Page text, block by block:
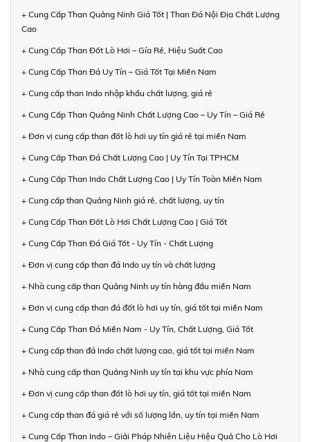
+ Cung Cấp Than Quảng Ninh Giá Tốt | Than Đá Nội Địa Chất Lượng
Cao
+ Cung Cấp Than Đốt Lò Hơi – Gía Rẻ, Hiệu Suất Cao
+ Cung Cấp Than Đá Uy Tín – Giá Tốt Tại Miền Nam
+ Cung cấp than Indo nhập khẩu chất lượng, giá rẻ
+ Cung Cấp Than Quảng Ninh Chất Lượng Cao – Uy Tín – Giá Rẻ
+ Đơn vị cung cấp than đốt lò hơi uy tín giá rẻ tại miền Nam
+ Cung Cấp Than Đá Chất Lượng Cao | Uy Tín Tại TPHCM
+ Cung Cấp Than Indo Chất Lượng Cao | Uy Tín Toàn Miền Nam
+ Cung cấp than Quảng Ninh giá rẻ, chất lượng, uy tín
+ Cung Cấp Than Đốt Lò Hơi Chất Lượng Cao | Giá Tốt
+ Cung Cấp Than Đá Giá Tốt - Uy Tín - Chất Lượng
+ Đơn vị cung cấp than đá Indo uy tín và chất lượng
+ Nhà cung cấp than Quảng Ninh uy tín hàng đầu miền Nam
+ Đơn vị cung cấp than đá đốt lò hơi uy tín, giá tốt tại miền Nam
+ Cung Cấp Than Đá Miền Nam - Uy Tín, Chất Lượng, Giá Tốt
+ Cung cấp than đá Indo chất lượng cao, giá tốt tại miền Nam
+ Nhà cung cấp than Quảng Ninh uy tín tại khu vực phía Nam
+ Đơn vị cung cấp than đốt lò hơi uy tín, giá tốt tại miền Nam
+ Cung cấp than đá giá rẻ với số lượng lớn, uy tín tại miền Nam
+ Cung Cấp Than Indo – Giải Pháp Nhiên Liệu Hiệu Quả Cho Lò Hơi